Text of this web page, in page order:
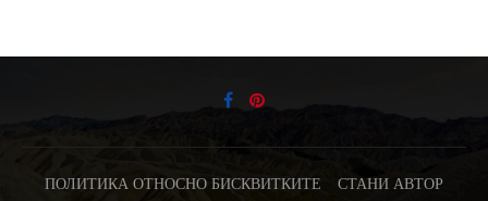
ПОЛИТИКА ОТНОСНО БИСКВИТКИТЕ СТАНИ АВТОР